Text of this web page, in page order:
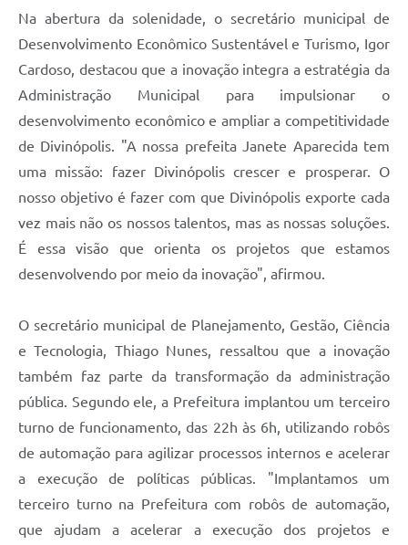
Na abertura da solenidade, o secretário municipal de
Desenvolvimento Econômico Sustentável e Turismo, Igor
Cardoso, destacou que a inovação integra a estratégia da
Administração Municipal para impulsionar o
desenvolvimento econômico e ampliar a competitividade
de Divinópolis. "A nossa prefeita Janete Aparecida tem
uma missão: fazer Divinópolis crescer e prosperar. O
nosso objetivo é fazer com que Divinópolis exporte cada
vez mais não os nossos talentos, mas as nossas soluções.
É essa visão que orienta os projetos que estamos
desenvolvendo por meio da inovação", afirmou.
O secretário municipal de Planejamento, Gestão, Ciência
e Tecnologia, Thiago Nunes, ressaltou que a inovação
também faz parte da transformação da administração
pública. Segundo ele, a Prefeitura implantou um terceiro
turno de funcionamento, das 22h às 6h, utilizando robôs
de automação para agilizar processos internos e acelerar
a execução de políticas públicas. "Implantamos um
terceiro turno na Prefeitura com robôs de automação,
que ajudam a acelerar a execução dos projetos e